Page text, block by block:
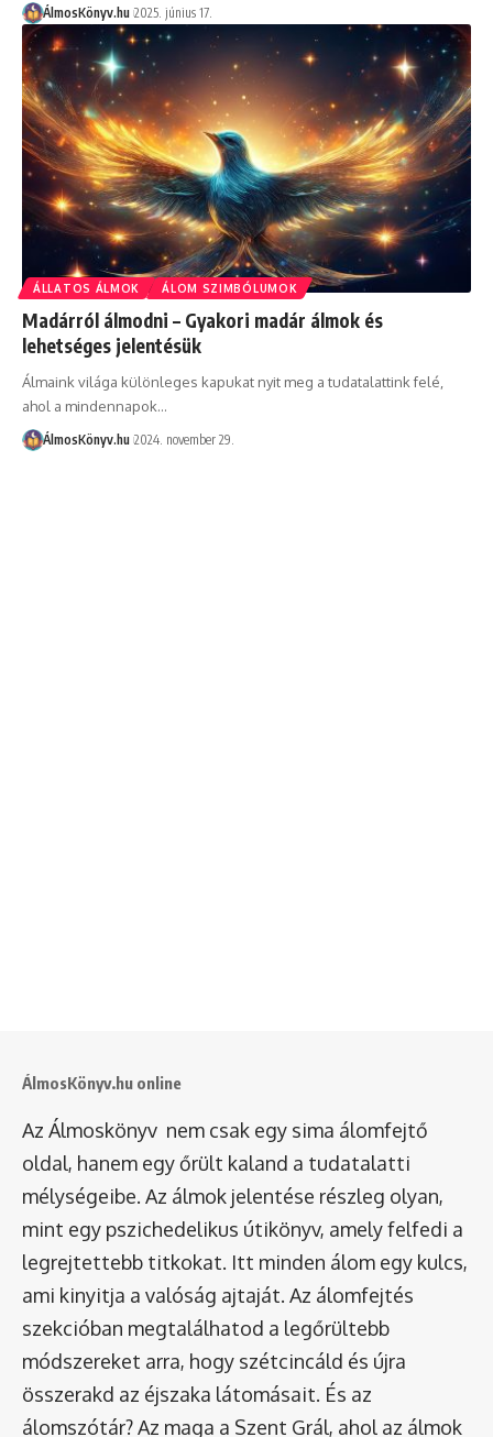
ÁlmosKönyv.hu 2025. június 17.
ÁLLATOS ÁLMOK ÁLOM SZIMBÓLUMOK
Madárról álmodni – Gyakori madár álmok és
lehetséges jelentésük
Álmaink világa különleges kapukat nyit meg a tudatalattink felé,
ahol a mindennapok…
ÁlmosKönyv.hu 2024. november 29.
ÁlmosKönyv.hu online
Az Álmoskönyv nem csak egy sima álomfejtő
oldal, hanem egy őrült kaland a tudatalatti
mélységeibe. Az álmok jelentése részleg olyan,
mint egy pszichedelikus útikönyv, amely felfedi a
legrejtettebb titkokat. Itt minden álom egy kulcs,
ami kinyitja a valóság ajtaját. Az álomfejtés
szekcióban megtalálhatod a legőrültebb
módszereket arra, hogy szétcincáld és újra
összerakd az éjszaka látomásait. És az
álomszótár? Az maga a Szent Grál, ahol az álmok